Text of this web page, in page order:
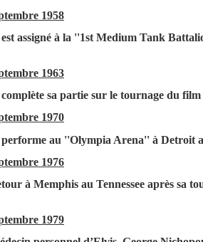
1958
assigné à la ''1st Medium Tank
1963
sa partie sur le tournage du
1970
au ''Olympia Arena'' à Detroit
1976
à Memphis au Tennessee après sa
1979